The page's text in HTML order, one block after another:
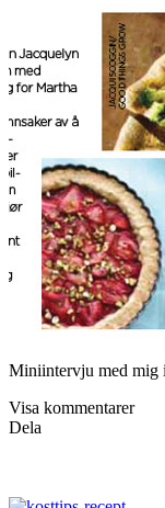
Miniintervju med mig
Visa kommentarer
Dela